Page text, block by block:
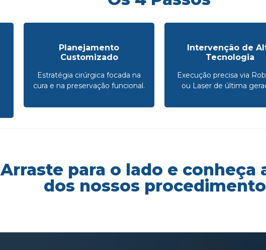
Planejamento
Customizado
Estratégia cirúrgica focada na
cura e na preservação funcional.
Intervenção de
Tecnologia
Execução precisa via
ou Laser de última
Arraste para o lado e conheça
dos nossos